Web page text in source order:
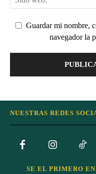
Guardar mi nombre,
navegador la
NUESTRAS REDES
SE EL PRIMERO